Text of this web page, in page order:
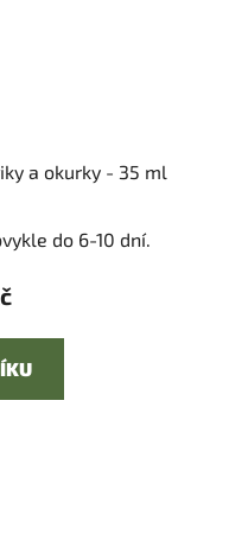
a okurky - 35 ml
do 6-10 dní.